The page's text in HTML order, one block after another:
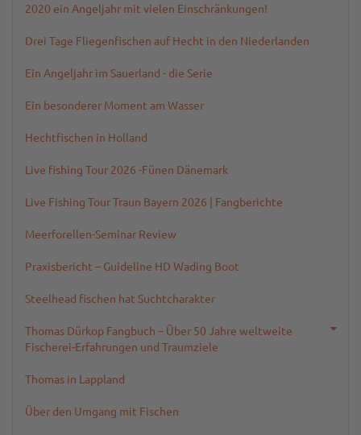
2020 ein Angeljahr mit vielen Einschränkungen!
Drei Tage Fliegenfischen auf Hecht in den Niederlanden
Ein Angeljahr im Sauerland - die Serie
Ein besonderer Moment am Wasser
Hechtfischen in Holland
Live fishing Tour 2026 -Fünen Dänemark
Live Fishing Tour Traun Bayern 2026 | Fangberichte
Meerforellen-Seminar Review
Praxisbericht – Guideline HD Wading Boot
Steelhead fischen hat Suchtcharakter
Thomas Dürkop Fangbuch – Über 50 Jahre weltweite
Fischerei-Erfahrungen und Traumziele
Thomas in Lappland
Über den Umgang mit Fischen